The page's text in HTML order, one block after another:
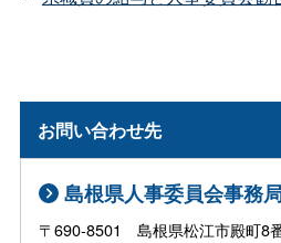
お問い合わせ先
島根県人事委員会事務
〒690-8501 島根県松江